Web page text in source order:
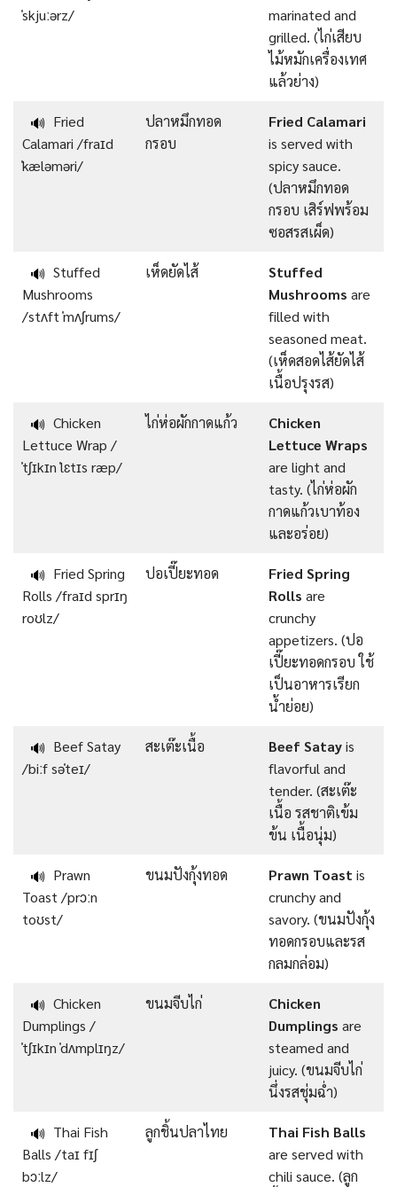
ˈskjuːərz/
marinated and
grilled. (ไก่เสียบ
ไม้หมักเครื่องเทศ
แล้วย่าง)
🔊 Fried
Calamari /fraɪd
ˈkæləməri/
ปลาหมึกทอด
กรอบ
Fried Calamari
is served with
spicy sauce.
(ปลาหมึกทอด
กรอบ เสิร์ฟพร้อม
ซอสรสเผ็ด)
🔊 Stuffed
Mushrooms
/stʌft ˈmʌʃrums/
เห็ดยัดไส้
Stuffed
Mushrooms are
filled with
seasoned meat.
(เห็ดสอดไส้ยัดไส้
เนื้อปรุงรส)
🔊 Chicken
Lettuce Wrap /
ˈtʃɪkɪn ˈlɛtɪs ræp/
ไก่ห่อผักกาดแก้ว
Chicken
Lettuce Wraps
are light and
tasty. (ไก่ห่อผัก
กาดแก้วเบาท้อง
และอร่อย)
🔊 Fried Spring
Rolls /fraɪd sprɪŋ
roʊlz/
ปอเปี๊ยะทอด
Fried Spring
Rolls are
crunchy
appetizers. (ปอ
เปี๊ยะทอดกรอบ ใช้
เป็นอาหารเรียก
น้ำย่อย)
🔊 Beef Satay
/biːf səˈteɪ/
สะเต๊ะเนื้อ Beef Satayis
flavorful and
tender. (สะเต๊ะ
เนื้อ รสชาติเข้ม
ข้น เนื้อนุ่ม)
🔊 Prawn
Toast /prɔːn
toʊst/
ขนมปังกุ้งทอด Prawn Toast is
crunchy and
savory. (ขนมปังกุ้ง
ทอดกรอบและรส
กลมกล่อม)
🔊 Chicken
Dumplings /
ˈtʃɪkɪn ˈdʌmplɪŋz/
ขนมจีบไก่
Chicken
Dumplings are
steamed and
juicy. (ขนมจีบไก่
นึ่งรสชุ่มฉ่ำ)
🔊 Thai Fish
Balls /taɪ fɪʃ
bɔːlz/
ลูกชิ้นปลาไทย
Thai Fish Balls
are served with
chili sauce. (ลูก